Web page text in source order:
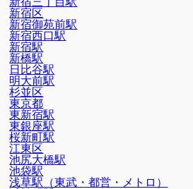
新宿区
新宿御苑前駅
新宿西口駅
新宿駅
新橋駅
日比谷駅
明大前駅
杉並区
東京都
東新宿駅
東銀座駅
桜新町駅
江東区
池尻大橋駅
池袋駅
浅草駅（東武・都営・メトロ）